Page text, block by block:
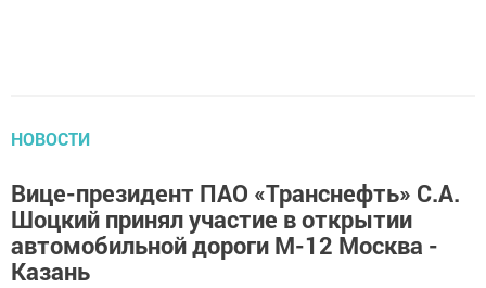
НОВОСТИ
Вице-президент ПАО «Транснефть» С.А.
Шоцкий принял участие в открытии
автомобильной дороги М-12 Москва -
Казань